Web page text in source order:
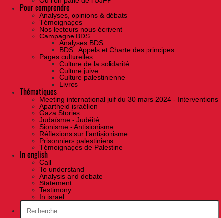
Pour comprendre
Analyses, opinions & débats
Témoignages
Nos lecteurs nous écrivent
Campagne BDS
Analyses BDS
BDS : Appels et Charte des principes
Pages culturelles
Culture de la solidarité
Culture juive
Culture palestinienne
Livres
Thématiques
Meeting international juif du 30 mars 2024 - Interventions
Apartheid israélien
Gaza Stories
Judaïsme - Judéité
Sionisme - Antisionisme
Réflexions sur l’antisionisme
Prisonniers palestiniens
Témoignages de Palestine
In english
Call
To understand
Analysis and debate
Statement
Testimony
In israel